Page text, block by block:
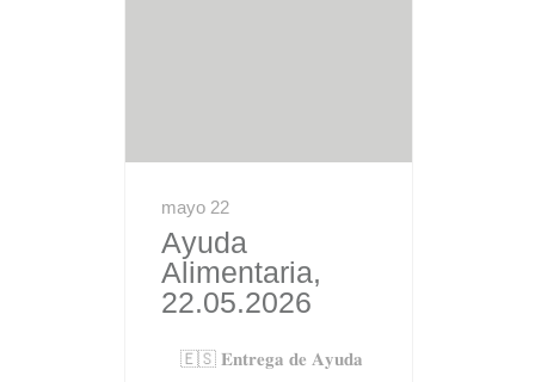
mayo 22
Ayuda
Alimentaria,
22.05.2026
🇪🇸 𝐄𝐧𝐭𝐫𝐞𝐠𝐚 𝐝𝐞 𝐀𝐲𝐮𝐝𝐚